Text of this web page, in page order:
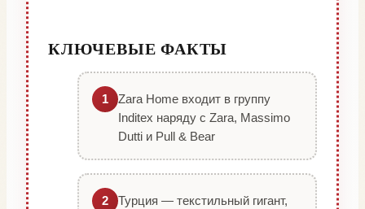
КЛЮЧЕВЫЕ ФАКТЫ
1
Zara Home входит в группу
Inditex наряду с Zara, Massimo
Dutti и Pull & Bear
2
Турция — текстильный гигант,